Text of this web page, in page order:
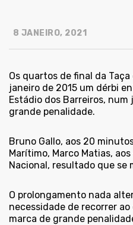
8 JANEIRO, 2021
Os quartos de final da
janeiro de 2015 um dérbi
Estádio dos Barreiros,
grande penalidade.
Bruno Gallo, aos 20
Marítimo, Marco Matias,
Nacional, resultado que se
O prolongamento nada
necessidade de recorrer
marca de grande